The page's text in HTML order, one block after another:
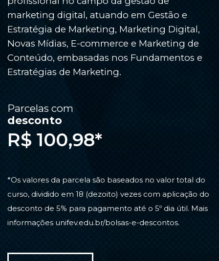
marketing digital, atuando em Gestão e
Estratégia de Marketing, Marketing Digital,
Novas Mídias, E-commerce e Marketing de
Conteúdo, embasadas nos Fundamentos e
Estratégias de Marketing.
Parcelas com
desconto
R$ 100,98*
*Os valores da parcela são baseados no valor total do
curso, dividido em 18 (dezoito) vezes com aplicação do
desconto de 5% para pagamento até o 5º dia útil. Mais
informações unifev.edu.br/bolsas-e-descontos.